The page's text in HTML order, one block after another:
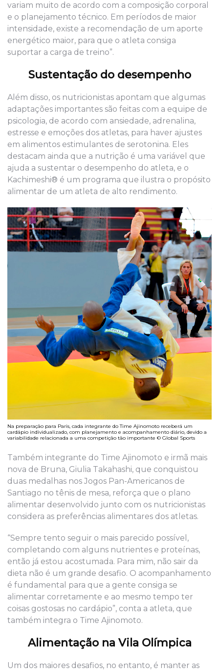
variam muito de acordo com a composição corporal
e o planejamento técnico. Em períodos de maior
intensidade, existe a recomendação de um aporte
energético maior, para que o atleta consiga
suportar a carga de treino”.
Sustentação do desempenho
Além disso, os nutricionistas apontam que algumas
adaptações importantes são feitas com a equipe de
psicologia, de acordo com ansiedade, adrenalina,
estresse e emoções dos atletas, para haver ajustes
em alimentos estimulantes de serotonina. Eles
destacam ainda que a nutrição é uma variável que
ajuda a sustentar o desempenho do atleta, e o
Kachimeshi® é um programa que ilustra o propósito
alimentar de um atleta de alto rendimento.
Na preparação para Paris, cada integrante do Time Ajinomoto receberá um
cardápio individualizado, com planejamento e acompanhamento diário, devido a
variabilidade relacionada a uma competição tão importante © Global Sports
Também integrante do Time Ajinomoto e irmã mais
nova de Bruna, Giulia Takahashi, que conquistou
duas medalhas nos Jogos Pan-Americanos de
Santiago no tênis de mesa, reforça que o plano
alimentar desenvolvido junto com os nutricionistas
considera as preferências alimentares dos atletas.
“Sempre tento seguir o mais parecido possível,
completando com alguns nutrientes e proteínas,
então já estou acostumada. Para mim, não sair da
dieta não é um grande desafio. O acompanhamento
é fundamental para que a gente consiga se
alimentar corretamente e ao mesmo tempo ter
coisas gostosas no cardápio”, conta a atleta, que
também integra o Time Ajinomoto.
Alimentação na Vila Olímpica
Um dos maiores desafios, no entanto, é manter as